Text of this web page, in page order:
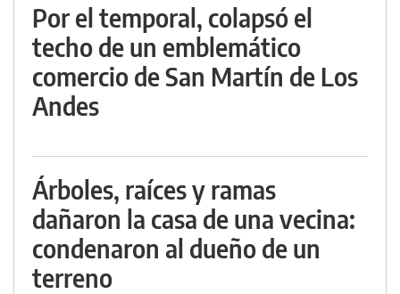
Por el temporal, colapsó el
techo de un emblemático
comercio de San Martín de Los
Andes
Árboles, raíces y ramas
dañaron la casa de una vecina:
condenaron al dueño de un
terreno